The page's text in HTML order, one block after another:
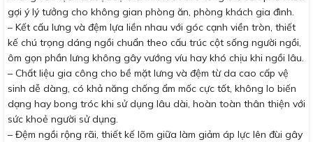
gợi ý lý tưởng cho không gian phòng ăn, phòng khách gia đình.
– Kết cấu lưng và đệm lựa liền nhau với góc cạnh viền tròn, thiết
kế chú trọng dáng ngồi chuẩn theo cấu trúc cột sống người ngồi,
ôm gọn phần lưng không gây vướng víu hay khó chịu khi ngồi lâu.
– Chất liệu gia công cho bề mặt lưng và đệm từ da cao cấp vệ
sinh dễ dàng, có khả năng chống ẩm mốc cực tốt, không lo biến
dạng hay bong tróc khi sử dụng lâu dài, hoàn toàn thân thiện với
sức khoẻ người sử dụng.
– Đệm ngồi rộng rãi, thiết kế lõm giữa làm giảm áp lực lên đùi gây